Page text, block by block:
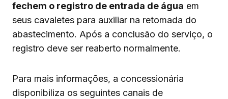
fechem o registro de entrada de água em
seus cavaletes para auxiliar na retomada do
abastecimento. Após a conclusão do serviço, o
registro deve ser reaberto normalmente.
Para mais informações, a concessionária
disponibiliza os seguintes canais de